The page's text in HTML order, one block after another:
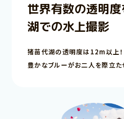
世界有数の透明
湖での水上撮影
猪苗代湖の透明度は12m以上
豊かなブルーがお二人を際立た